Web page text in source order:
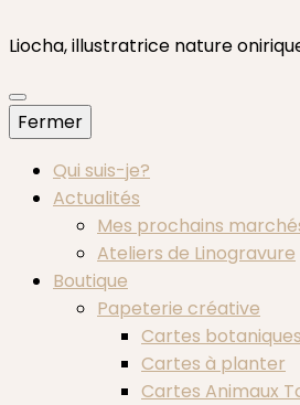
Liocha, illustratrice nature
Fermer
Qui suis-je?
Actualités
Mes prochains
Ateliers de Linogravure
Boutique
Papeterie créative
Cartes botaniques
Cartes à planter
Cartes Animaux